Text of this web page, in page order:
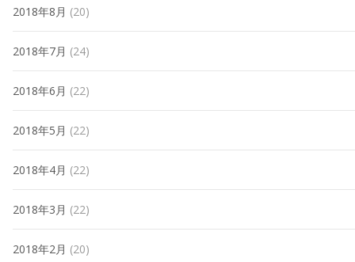
2018年8月 (20)
2018年7月 (24)
2018年6月 (22)
2018年5月 (22)
2018年4月 (22)
2018年3月 (22)
2018年2月 (20)